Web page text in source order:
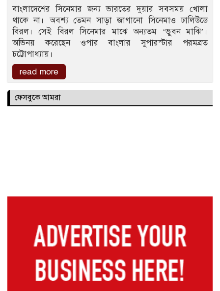
বাংলাদেশের সিনেমার জন্য ভারতের দুয়ার সবসময় খোলা
থাকে না। অবশ্য তেমন সাড়া জাগানো সিনেমাও ঢালিউডে
বিরল। সেই বিরল সিনেমার মাঝে অন্যতম ‘ভুবন মাঝি’।
অভিনয় করেছেন ওপার বাংলার সুপারস্টার পরমব্রত
চট্টোপাধ্যায়।
read more
ফেসবুকে আমরা